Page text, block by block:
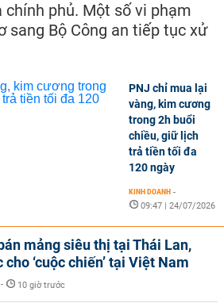
phủ. Một số vi phạm
sang Bộ Công an tiếp tục xử
PNJ chỉ mua lại
vàng, kim cương
trong 2h buổi
chiều, giữ lịch
trả tiền tối đa
120 ngày
KINH DOANH -
09:47 | 24/07/2026
mảng siêu thị tại Thái Lan,
cho ‘cuộc chiến’ tại Việt Nam
- 10 giờ trước